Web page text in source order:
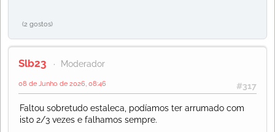
(2 gostos)
Slb23 Moderador
#317
08 de Junho de 2026, 08:46
Faltou sobretudo estaleca, podíamos ter arrumado com
isto 2/3 vezes e falhamos sempre.